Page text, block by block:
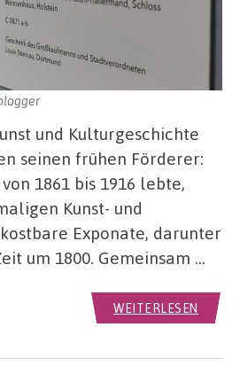
und Kulturgeschichte
seinen frühen Förderer:
1861 bis 1916 lebte,
Kunst- und
Exponate, darunter
um 1800. Gemeinsam …
WEITERLESEN